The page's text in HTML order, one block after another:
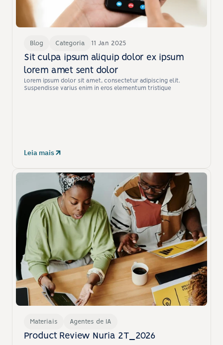
Blog Categoria 11 Jan 2025
Sit culpa ipsum aliquip dolor ex ipsum
lorem amet sent dolor
Lorem ipsum dolor sit amet, consectetur adipiscing elit.
Suspendisse varius enim in eros elementum tristique
Leia mais
Materiais Agentes de IA
Product Review Nuria 2T_2026